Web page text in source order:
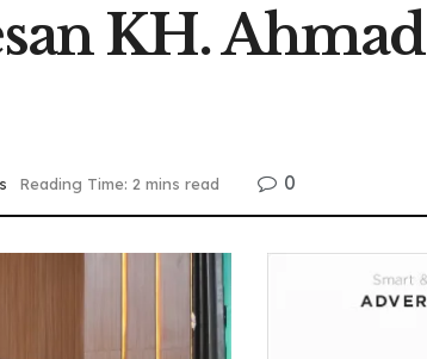
KH. Ahmad
Reading Time: 2 mins read 0